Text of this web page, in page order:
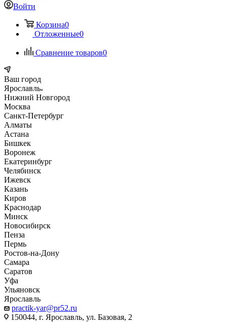
Войти
Корзина0
Отложенные0
Сравнение товаров0
Ваш город
Ярославль
Нижний Новгород
Москва
Санкт-Петербург
Алматы
Астана
Бишкек
Воронеж
Екатеринбург
Челябинск
Ижевск
Казань
Киров
Краснодар
Минск
Новосибирск
Пенза
Пермь
Ростов-на-Дону
Самара
Саратов
Уфа
Ульяновск
Ярославль
practik-yar@pr52.ru
150044, г. Ярославль, ул. Базовая, 2